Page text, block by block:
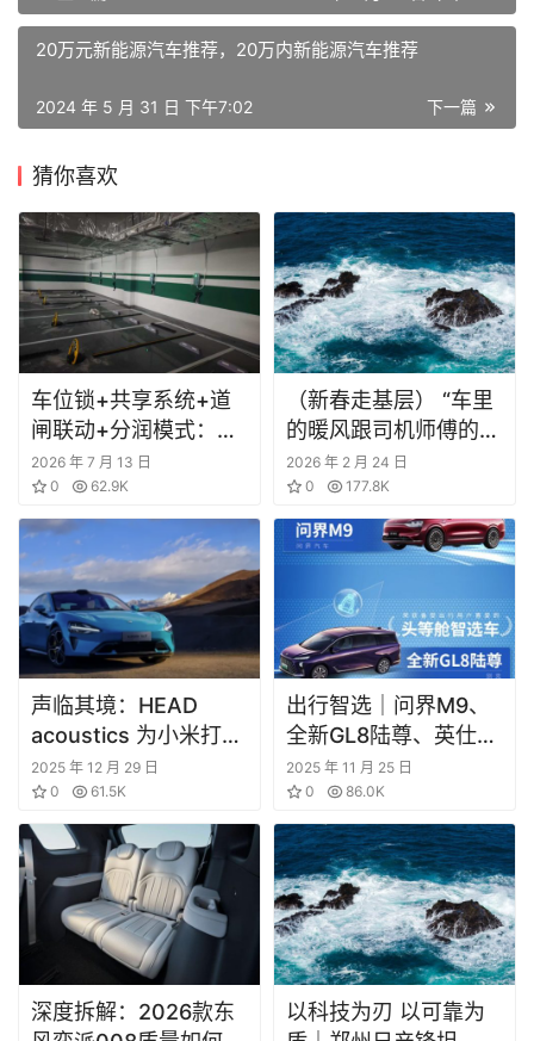
院
20万元新能源汽车推荐，20万内新能源汽车推荐
下一篇
2024 年 5 月 31 日 下午7:02
猜你喜欢
车位锁+共享系统+道
闸联动+分润模式：顺
享车位破解城市停车难
与物业管控困局的共享
生态
2026 年 7 月 13 日
0
62.9K
（新春走基层） “车里
的暖风跟司机师傅的笑
容一样暖”
2026 年 2 月 24 日
0
177.8K
声临其境：HEAD
acoustics 为小米打造
专属声浪
2025 年 12 月 29 日
0
61.5K
出行智选｜问界M9、
全新GL8陆尊、英仕派
等车型斩获大奖
2025 年 11 月 25 日
0
86.0K
深度拆解：2026款东
以科技为刃 以可靠为